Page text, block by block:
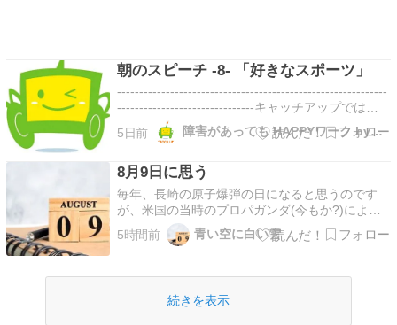
朝のスピーチ -8- 「好きなスポーツ」
-------------------------------------------------------------
-------------------------------キャッチアップでは、
毎月「お題」を決め、朝礼の場で毎朝一人づつス
ピーチして頂いています 彡その…
5日前 障害があっても HAPPYワーク byキャッチアップ
8月9日に思う
毎年、長崎の原子爆弾の日になると思うのです
が、米国の当時のプロパガンダ(今もか?)によれ
ば、犠牲の多い戦争の終結を早めるため、なんだ
そうだが、広島に落として、そしてソ連が(日ソ
が分かっていながら、二発目の原子爆弾を落とす
5時間前 青い空に白い雲
続きを表示